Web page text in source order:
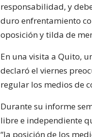
responsabilidad, y
duro enfrentamiento
oposición y tilda de
En una visita a Quito,
declaró el viernes
regular los medios de
Durante su informe
libre e independiente
“la posición de los